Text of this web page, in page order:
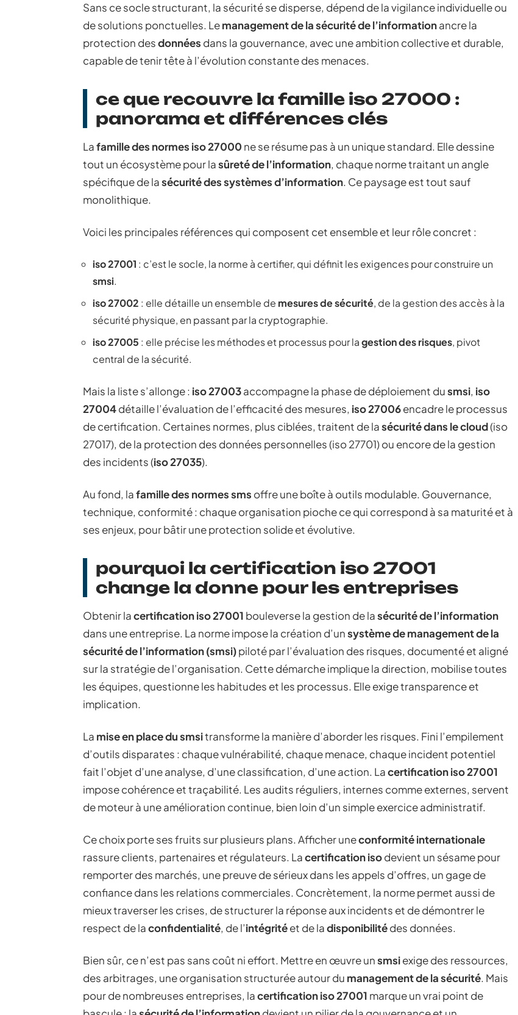
Sans ce socle structurant, la sécurité se disperse, dépend de la vigilance individuelle ou
de solutions ponctuelles. Lemanagement de la sécurité de l’informationancre la
protection desdonnées dans la gouvernance, avec une ambition collective et durable,
capable de tenir tête à l’évolution constante des menaces.
ce que recouvre la famille iso 27000 :
panorama et différences clés
Lafamille des normes iso 27000 ne se résume pas à un unique standard. Elle dessine
tout un écosystème pour lasûreté de l’information, chaque norme traitant un angle
spécifique de lasécurité des systèmes d’information. Ce paysage est tout sauf
monolithique.
Voici les principales références qui composent cet ensemble et leur rôle concret :
iso 27001 : c’est le socle, la norme à certifier, qui définit les exigences pour construire un
smsi.
iso 27002 : elle détaille un ensemble de mesures de sécurité, de la gestion des accès à la
sécurité physique, en passant par la cryptographie.
iso 27005 : elle précise les méthodes et processus pour lagestion des risques, pivot
central de la sécurité.
Mais la liste s’allonge : iso 27003accompagne la phase de déploiement dusmsi, iso
27004détaille l’évaluation de l’efficacité des mesures, iso 27006encadre le processus
de certification. Certaines normes, plus ciblées, traitent de lasécurité dans le cloud(iso
27017), de la protection des données personnelles (iso 27701) ou encore de la gestion
des incidents (iso 27035).
Au fond, lafamille des normes sms offre une boîte à outils modulable. Gouvernance,
technique, conformité : chaque organisation pioche ce qui correspond à sa maturité et à
ses enjeux, pour bâtir une protection solide et évolutive.
pourquoi la certification iso 27001
change la donne pour les entreprises
Obtenir lacertification iso 27001 bouleverse la gestion de lasécurité de l’information
dans une entreprise. La norme impose la création d’unsystème de management de la
sécurité de l’information (smsi)piloté par l’évaluation des risques, documenté et aligné
sur la stratégie de l’organisation. Cette démarche implique la direction, mobilise toutes
les équipes, questionne les habitudes et les processus. Elle exige transparence et
implication.
La mise en place du smsitransforme la manière d’aborder les risques. Fini l’empilement
d’outils disparates : chaque vulnérabilité, chaque menace, chaque incident potentiel
fait l’objet d’une analyse, d’une classification, d’une action. Lacertification iso 27001
impose cohérence et traçabilité. Les audits réguliers, internes comme externes, servent
de moteur à une amélioration continue, bien loin d’un simple exercice administratif.
Ce choix porte ses fruits sur plusieurs plans. Afficher uneconformité internationale
rassure clients, partenaires et régulateurs. Lacertification isodevient un sésame pour
remporter des marchés, une preuve de sérieux dans les appels d’offres, un gage de
confiance dans les relations commerciales. Concrètement, la norme permet aussi de
mieux traverser les crises, de structurer la réponse aux incidents et de démontrer le
respect de laconfidentialité, de l’intégritéet de ladisponibilitédes données.
Bien sûr, ce n’est pas sans coût ni effort. Mettre en œuvre unsmsiexige des ressources,
des arbitrages, une organisation structurée autour du management de la sécurité. Mais
pour de nombreuses entreprises, lacertification iso 27001 marque un vrai point de